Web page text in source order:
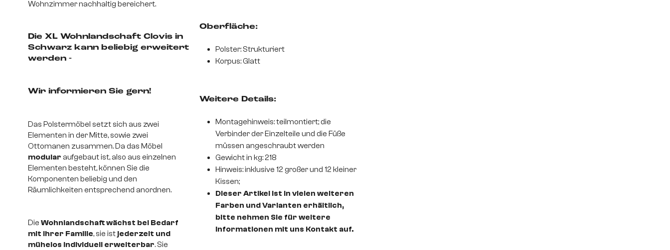
Wohnzimmer nachhaltig bereichert.
Die XL Wohnlandschaft Clovis in
Schwarz kann beliebig erweitert
werden -
Wir informieren Sie gern!
Das Polstermöbel setzt sich aus zwei
Elementen in der Mitte, sowie zwei
Ottomanen zusammen. Da das Möbel
modular aufgebaut ist, also aus einzelnen
Elementen besteht, können Sie die
Komponenten beliebig und den
Räumlichkeiten entsprechend anordnen.
Die Wohnlandschaft wächst bei Bedarf
mit Ihrer Familie, sie ist jederzeit und
mühelos individuell erweiterbar. Sie
Oberfläche:
Polster: Strukturiert
Korpus: Glatt
Weitere Details:
Montagehinweis: teilmontiert; die
Verbinder der Einzelteile und die Füße
müssen angeschraubt werden
Gewicht in kg: 218
Hinweis: inklusive 12 großer und 12 kleiner
Kissen;
Dieser Artikel ist in vielen weiteren
Farben und Varianten erhältlich,
bitte nehmen Sie für weitere
Informationen mit uns Kontakt auf.